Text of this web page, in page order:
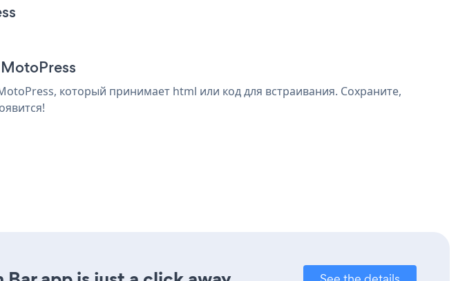
MotoPress
который принимает html или код для встраивания. Сохраните,